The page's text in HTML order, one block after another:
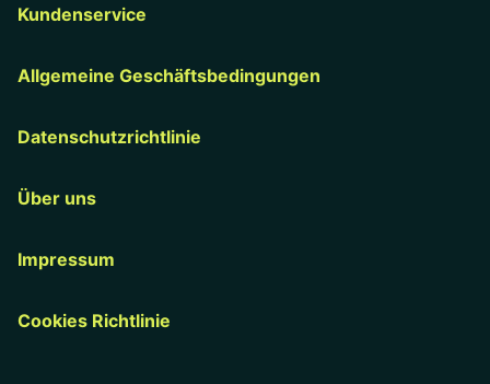
Kundenservice
Allgemeine Geschäftsbedingungen
Datenschutzrichtlinie
Über uns
Impressum
Cookies Richtlinie